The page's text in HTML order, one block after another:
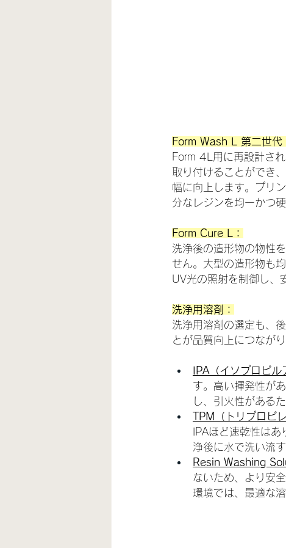
Form Wash L 第二世代
Form 4L用に再設計さ
取り付けることができ
幅に向上します。プリ
分なレジンを均一かつ
Form Cure L：
洗浄後の造形物の物性
せん。大型の造形物も
UV光の照射を制御し、
洗浄用溶剤：
洗浄用溶剤の選定も、
とが品質向上につなが
IPA（イソプロピル
す。高い揮発性が
し、引火性がある
TPM（トリプロピ
IPAほど速乾性は
浄後に水で洗い流
Resin Washing
ないため、より安
環境では、最適な溶